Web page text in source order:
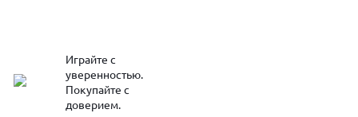
Играйте с
уверенностью.
Покупайте с
доверием.